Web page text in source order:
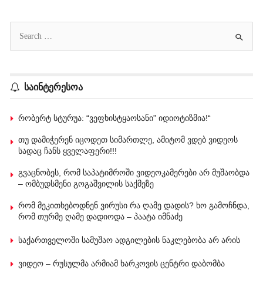
საინტერესოა
რობერტ სტურუა: “ვეფხისტყაოსანი” იდიოტიზმია!“
თუ დამიჭერენ იცოდეთ სიმართლე, ამიტომ ვდებ ვიდეოს
სადაც ჩანს ყველაფერი!!!
გვაცნობეს, რომ საპატიმროში ვიდეოკამერები არ მუშაობდა
– ომბუდსმენი გოგაშვილის საქმეზე
რომ მეკითხებოდნენ ვირუსი რა ღამე დადის? ხო გამოჩნდა,
რომ თურმე ღამე დადიოდა – პაატა იმნაძე
საქართველოში სამუშაო ადგილების ნაკლებობა არ არის
ვიდეო – რუსულმა არმიამ ხარკოვის ცენტრი დაბომბა